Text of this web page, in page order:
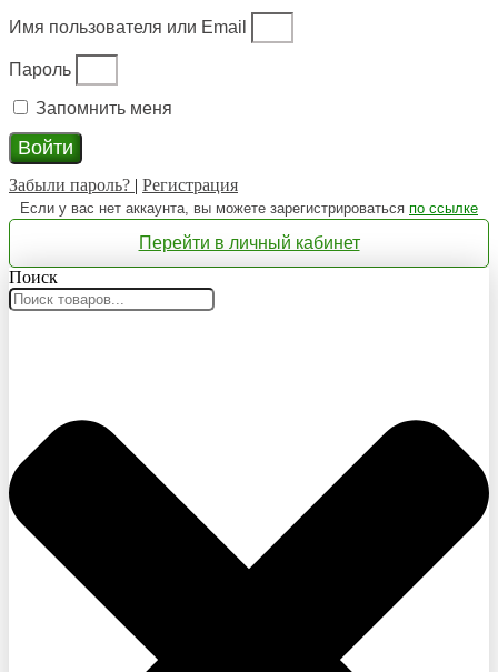
Имя пользователя или Email
Пароль
Запомнить меня
Войти
Забыли пароль? | Регистрация
Если у вас нет аккаунта, вы можете зарегистрироваться по ссылке
Перейти в личный кабинет
Поиск